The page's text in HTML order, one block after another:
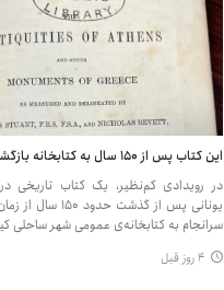
این کتاب پس از ۱۵۰ سال به کتابخانه بازگشت!
در رویدادی کم‌نظیر، یک کتاب تاریخی
یونانی پس از گذشت
سرانجام به کتابخانه‌ی عمومی شهر ساحلی
۴ روز قبل